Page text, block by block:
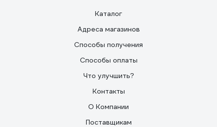
Каталог
Адреса магазинов
Способы получения
Способы оплаты
Что улучшить?
Контакты
О Компании
Поставщикам